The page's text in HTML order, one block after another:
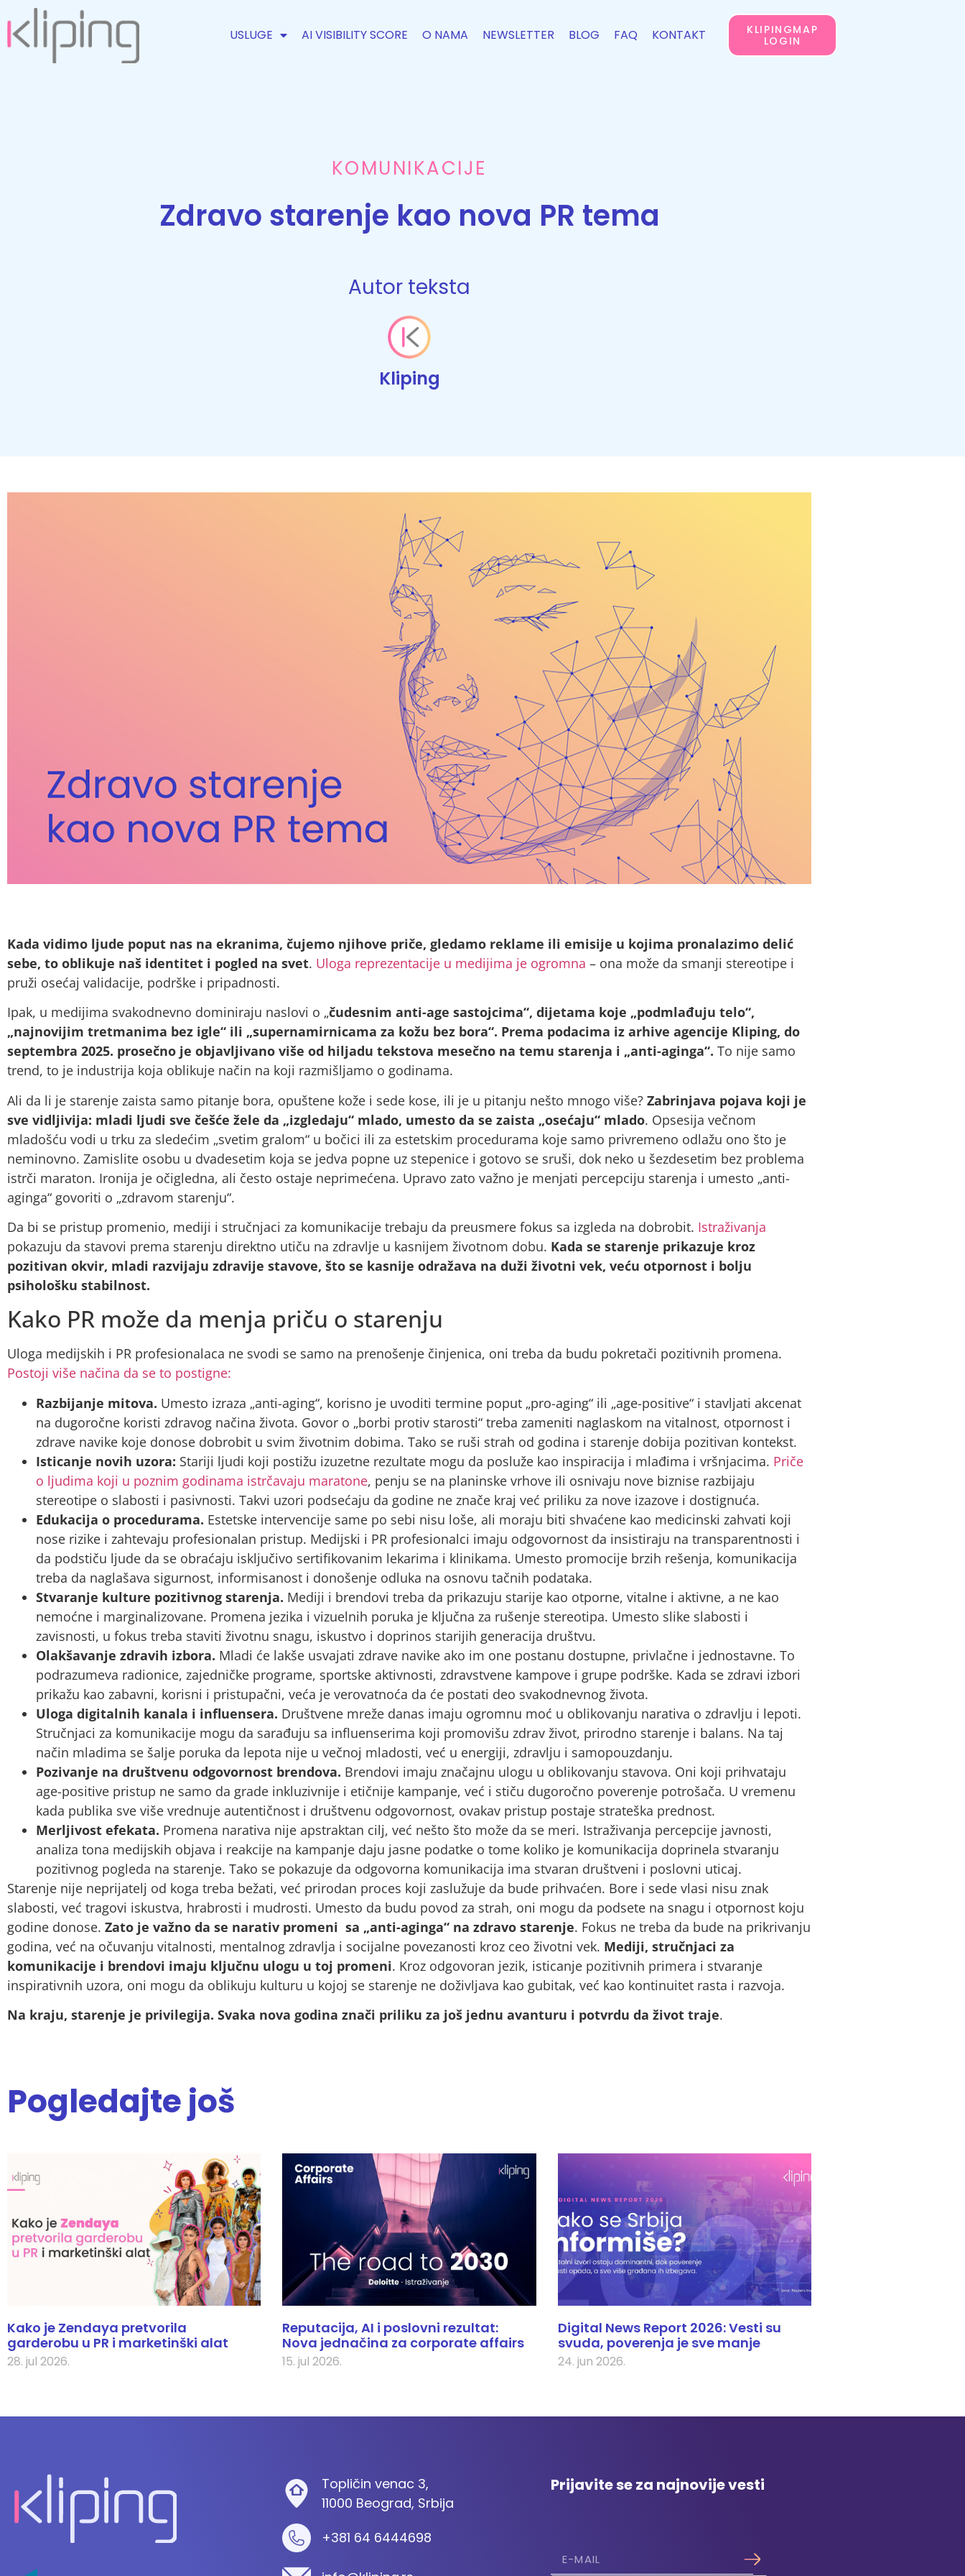
USLUGE AI VISIBILITY SCORE O NAMA NEWSLETTER BLOG FAQ KONTAKT
KLIPINGMAP
LOGIN
KOMUNIKACIJE
Zdravo starenje kao nova PR tema
Autor teksta
Kliping
Kada vidimo ljude poput nas na ekranima, čujemo njihove priče, gledamo reklame ili emisije u kojima pronalazimo delić
sebe, to oblikuje naš identitet i pogled na svet. Uloga reprezentacije u medijima je ogromna – ona može da smanji stereotipe i
pruži osećaj validacije, podrške i pripadnosti.
Ipak, u medijima svakodnevno dominiraju naslovi o „čudesnim anti-age sastojcima“, dijetama koje „podmlađuju telo“,
„najnovijim tretmanima bez igle“ ili „supernamirnicama za kožu bez bora“. Prema podacima iz arhive agencije Kliping, do
septembra 2025. prosečno je objavljivano više od hiljadu tekstova mesečno na temu starenja i „anti-aginga“. To nije samo
trend, to je industrija koja oblikuje način na koji razmišljamo o godinama.
Ali da li je starenje zaista samo pitanje bora, opuštene kože i sede kose, ili je u pitanju nešto mnogo više? Zabrinjava pojava koji je
sve vidljivija: mladi ljudi sve češće žele da „izgledaju“ mlado, umesto da se zaista „osećaju“ mlado. Opsesija večnom
mladošću vodi u trku za sledećim „svetim gralom“ u bočici ili za estetskim procedurama koje samo privremeno odlažu ono što je
neminovno. Zamislite osobu u dvadesetim koja se jedva popne uz stepenice i gotovo se sruši, dok neko u šezdesetim bez problema
istrči maraton. Ironija je očigledna, ali često ostaje neprimećena. Upravo zato važno je menjati percepciju starenja i umesto „anti-
aginga“ govoriti o „zdravom starenju“.
Da bi se pristup promenio, mediji i stručnjaci za komunikacije trebaju da preusmere fokus sa izgleda na dobrobit. Istraživanja
pokazuju da stavovi prema starenju direktno utiču na zdravlje u kasnijem životnom dobu. Kada se starenje prikazuje kroz
pozitivan okvir, mladi razvijaju zdravije stavove, što se kasnije odražava na duži životni vek, veću otpornost i bolju
psihološku stabilnost.
Kako PR može da menja priču o starenju
Uloga medijskih i PR profesionalaca ne svodi se samo na prenošenje činjenica, oni treba da budu pokretači pozitivnih promena.
Postoji više načina da se to postigne:
Razbijanje mitova. Umesto izraza „anti-aging“, korisno je uvoditi termine poput „pro-aging“ ili „age-positive“ i stavljati akcenat
na dugoročne koristi zdravog načina života. Govor o „borbi protiv starosti“ treba zameniti naglaskom na vitalnost, otpornost i
zdrave navike koje donose dobrobit u svim životnim dobima. Tako se ruši strah od godina i starenje dobija pozitivan kontekst.
Isticanje novih uzora: Stariji ljudi koji postižu izuzetne rezultate mogu da posluže kao inspiracija i mlađima i vršnjacima. Priče
o ljudima koji u poznim godinama istrčavaju maratone, penju se na planinske vrhove ili osnivaju nove biznise razbijaju
stereotipe o slabosti i pasivnosti. Takvi uzori podsećaju da godine ne znače kraj već priliku za nove izazove i dostignuća.
Edukacija o procedurama. Estetske intervencije same po sebi nisu loše, ali moraju biti shvaćene kao medicinski zahvati koji
nose rizike i zahtevaju profesionalan pristup. Medijski i PR profesionalci imaju odgovornost da insistiraju na transparentnosti i
da podstiču ljude da se obraćaju isključivo sertifikovanim lekarima i klinikama. Umesto promocije brzih rešenja, komunikacija
treba da naglašava sigurnost, informisanost i donošenje odluka na osnovu tačnih podataka.
Stvaranje kulture pozitivnog starenja. Mediji i brendovi treba da prikazuju starije kao otporne, vitalne i aktivne, a ne kao
nemoćne i marginalizovane. Promena jezika i vizuelnih poruka je ključna za rušenje stereotipa. Umesto slike slabosti i
zavisnosti, u fokus treba staviti životnu snagu, iskustvo i doprinos starijih generacija društvu.
Olakšavanje zdravih izbora. Mladi će lakše usvajati zdrave navike ako im one postanu dostupne, privlačne i jednostavne. To
podrazumeva radionice, zajedničke programe, sportske aktivnosti, zdravstvene kampove i grupe podrške. Kada se zdravi izbori
prikažu kao zabavni, korisni i pristupačni, veća je verovatnoća da će postati deo svakodnevnog života.
Uloga digitalnih kanala i influensera. Društvene mreže danas imaju ogromnu moć u oblikovanju narativa o zdravlju i lepoti.
Stručnjaci za komunikacije mogu da sarađuju sa influenserima koji promovišu zdrav život, prirodno starenje i balans. Na taj
način mladima se šalje poruka da lepota nije u večnoj mladosti, već u energiji, zdravlju i samopouzdanju.
Pozivanje na društvenu odgovornost brendova. Brendovi imaju značajnu ulogu u oblikovanju stavova. Oni koji prihvataju
age-positive pristup ne samo da grade inkluzivnije i etičnije kampanje, već i stiču dugoročno poverenje potrošača. U vremenu
kada publika sve više vrednuje autentičnost i društvenu odgovornost, ovakav pristup postaje strateška prednost.
Merljivost efekata. Promena narativa nije apstraktan cilj, već nešto što može da se meri. Istraživanja percepcije javnosti,
analiza tona medijskih objava i reakcije na kampanje daju jasne podatke o tome koliko je komunikacija doprinela stvaranju
pozitivnog pogleda na starenje. Tako se pokazuje da odgovorna komunikacija ima stvaran društveni i poslovni uticaj.
Starenje nije neprijatelj od koga treba bežati, već prirodan proces koji zaslužuje da bude prihvaćen. Bore i sede vlasi nisu znak
slabosti, već tragovi iskustva, hrabrosti i mudrosti. Umesto da budu povod za strah, oni mogu da podsete na snagu i otpornost koju
godine donose. Zato je važno da se narativ promeni sa „anti-aginga“ na zdravo starenje. Fokus ne treba da bude na prikrivanju
godina, već na očuvanju vitalnosti, mentalnog zdravlja i socijalne povezanosti kroz ceo životni vek. Mediji, stručnjaci za
komunikacije i brendovi imaju ključnu ulogu u toj promeni. Kroz odgovoran jezik, isticanje pozitivnih primera i stvaranje
inspirativnih uzora, oni mogu da oblikuju kulturu u kojoj se starenje ne doživljava kao gubitak, već kao kontinuitet rasta i razvoja.
Na kraju, starenje je privilegija. Svaka nova godina znači priliku za još jednu avanturu i potvrdu da život traje.
Pogledajte još
Kako je Zendaya pretvorila
garderobu u PR i marketinški alat
28. jul 2026.
Reputacija, AI i poslovni rezultat:
Nova jednačina za corporate affairs
15. jul 2026.
Digital News Report 2026: Vesti su
svuda, poverenja je sve manje
24. jun 2026.
Topličin venac 3,
11000 Beograd, Srbija
+381 64 6444698
Prijavite se za najnovije vesti